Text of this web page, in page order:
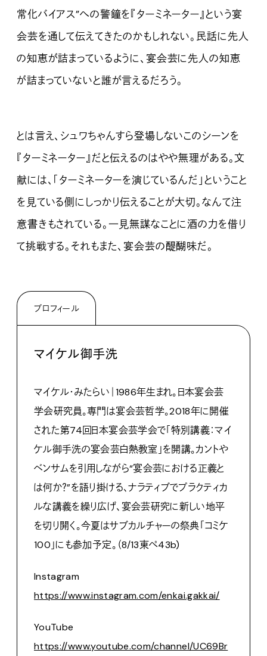
常化バイアス”への警鐘を『ターミネーター』という宴
会芸を通して伝えてきたのかもしれない。民話に先人
の知恵が詰まっているように、宴会芸に先人の知恵
が詰まっていないと誰が言えるだろう。
とは言え、シュワちゃんすら登場しないこのシーンを
『ターミネーター』だと伝えるのはやや無理がある。文
献には、「ターミネーターを演じているんだ」ということ
を見ている側にしっかり伝えることが大切。なんて注
意書きもされている。一見無謀なことに酒の力を借り
て挑戦する。それもまた、宴会芸の醍醐味だ。
プロフィール
マイケル御手洗
マイケル・みたらい｜1986年生まれ。日本宴会芸
学会研究員。専門は宴会芸哲学。2018年に開催
された第74回日本宴会芸学会で「特別講義：マイ
ケル御手洗の宴会芸白熱教室」を開講。カントや
ベンサムを引用しながら“宴会芸における正義と
は何か？”を語り掛ける、ナラティブでプラクティカ
ルな講義を繰り広げ、宴会芸研究に新しい地平
を切り開く。今夏はサブカルチャーの祭典「コミケ
100」にも参加予定。（8/13東ぺ43b)
Instagram
https://www.instagram.com/enkai.gakkai/
YouTube
https://www.youtube.com/channel/UC69Br